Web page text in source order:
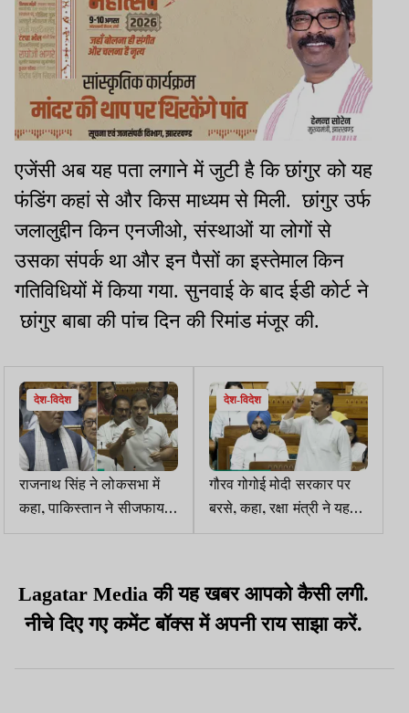
एजेंसी अब यह पता लगाने में जुटी है कि छांगुर को यह
फंडिंग कहां से और किस माध्यम से मिली. छांगुर उर्फ
जलालुद्दीनकिन एनजीओ,संस्थाओं या लोगों से
उसका संपर्क था और इन पैसों का इस्तेमाल किन
गतिविधियों में किया गया.सुनवाई के बाद ईडी कोर्ट ने
छांगुर बाबा की पांच दिन की रिमांड मंजूर की.
देश-विदेश
राजनाथ सिंह ने लोकसभा में
कहा, पाकिस्तान ने सीजफायर
की गुहार लगाई, बोले राहुल
देश-विदेश
गौरव गोगोई मोदी सरकार पर
बरसे, कहा, रक्षा मंत्री ने यह
नहीं बताया, आतंकवादी
Lagatar Media की यह खबर आपको कैसी लगी.
नीचे दिए गए कमेंट बॉक्स में अपनी राय साझा करें.